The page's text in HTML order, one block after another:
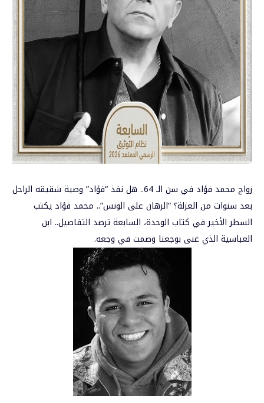
زواج محمد فؤاد في سن الـ 64.. هل نفذ “فؤاد” وصية شقيقه الراحل
بعد سنوات من العزلة؟ “الرهان على الونس”.. محمد فؤاد يكتب
السطر الأخير في كتاب الوحدة، السابعة ترصد التفاصيل.. ابن
العباسية الذي غنى بوجعنا وصمت في وجعه.